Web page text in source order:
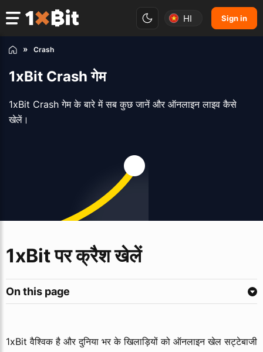
HI Sign in
Crash
1xBit Crash गेम
1xBit Crash गेम के बारे में सब कुछ जानें और ऑनलाइन लाइव कैसे
खेलें।
1xBit पर क्रैश खेलें
On this page
1xBit वैश्विक है और दुनिया भर के खिलाड़ियों को ऑनलाइन खेल सट्टेबाजी